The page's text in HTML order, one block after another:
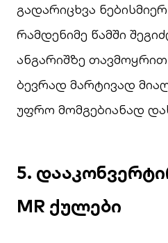
გადარიცხვა
რამდენიმე წამში
ანგარიშზე
ბევრად მარტივად
უფრო მომგებიანად
5.
MR ქულები